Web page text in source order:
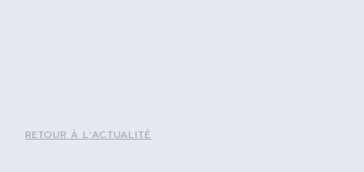
RETOUR À L'ACTUALITÉ